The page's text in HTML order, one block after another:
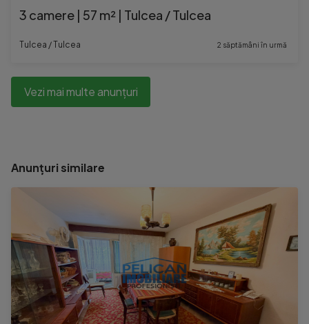
3 camere | 57 m² | Tulcea / Tulcea
Tulcea / Tulcea 2 săptămâni în urmă
Vezi mai multe anunțuri
Anunțuri similare